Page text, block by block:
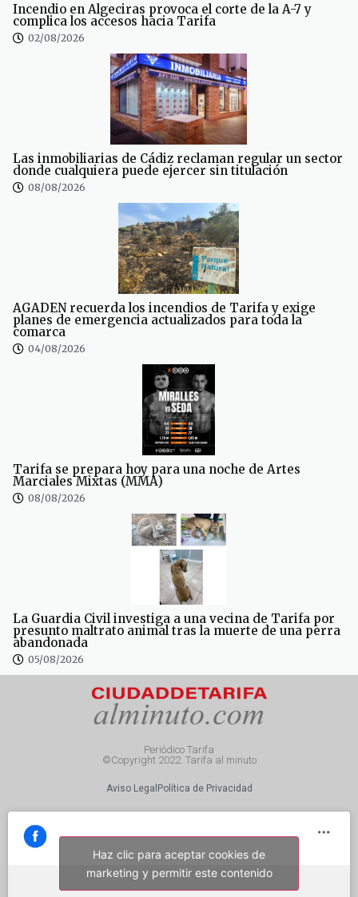
Incendio en Algeciras provoca el corte de la A-7 y
complica los accesos hacia Tarifa
02/08/2026
Las inmobiliarias de Cádiz reclaman regular un sector
donde cualquiera puede ejercer sin titulación
08/08/2026
AGADEN recuerda los incendios de Tarifa y exige
planes de emergencia actualizados para toda la
comarca
04/08/2026
Tarifa se prepara hoy para una noche de Artes
Marciales Mixtas (MMA)
08/08/2026
La Guardia Civil investiga a una vecina de Tarifa por
presunto maltrato animal tras la muerte de una perra
abandonada
05/08/2026
Periódico Tarifa
©Copyright 2022. Tarifa al minuto
Aviso Legal Política de Privacidad
Haz clic para aceptar cookies de
marketing y permitir este contenido